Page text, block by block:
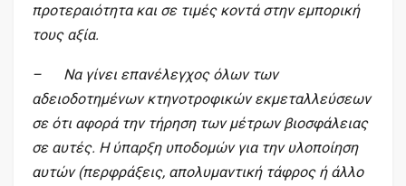
προτεραιότητα και σε τιμές κοντά στην εμπορική
τους αξία.
– Να γίνει επανέλεγχος όλων των
αδειοδοτημένων κτηνοτροφικών εκμεταλλεύσεων
σε ότι αφορά την τήρηση των μέτρων βιοσφάλειας
σε αυτές. Η ύπαρξη υποδομών για την υλοποίηση
αυτών (περφράξεις, απολυμαντική τάφρος ή άλλο